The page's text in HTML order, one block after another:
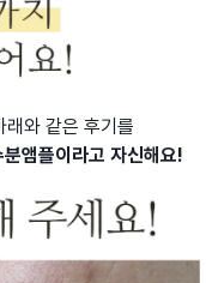
와 같은 후기를
분앰플이라고 자신해요!